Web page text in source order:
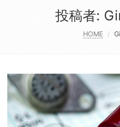
投稿者:
HOME